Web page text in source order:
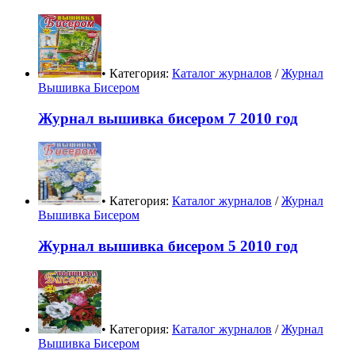
• Категория: Каталог журналов /Журнал
Вышивка Бисером
Журнал вышивка бисером 7 2010 год
• Категория: Каталог журналов /Журнал
Вышивка Бисером
Журнал вышивка бисером 5 2010 год
• Категория: Каталог журналов /Журнал
Вышивка Бисером